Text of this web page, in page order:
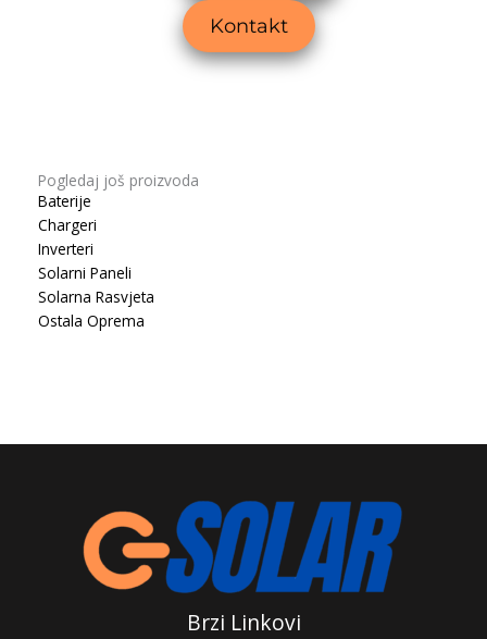
Kontakt
Pogledaj još proizvoda
Baterije
Chargeri
Inverteri
Solarni Paneli
Solarna Rasvjeta
Ostala Oprema
Brzi Linkovi